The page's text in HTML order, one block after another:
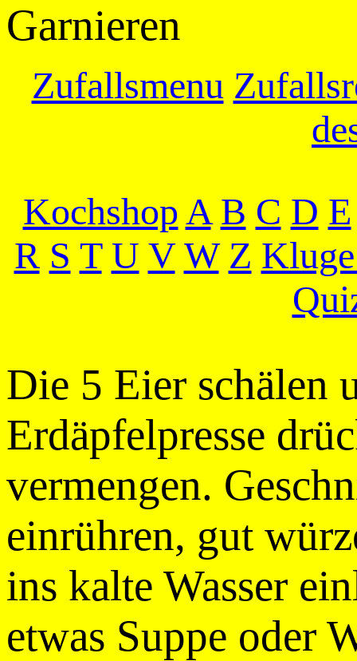
Garnieren
Zufallsmenu
KochshopA B C D E
R S T U V W Z
Die 5 Eier schälen
Erdäpfelpresse
vermengen.
einrühren, gut
ins kalte Wasser
etwas Suppe oder